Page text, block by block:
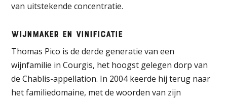
van uitstekende concentratie.
Wijnmaker en vinificatie
Thomas Pico is de derde generatie van een
wijnfamilie in Courgis, het hoogst gelegen dorp van
de Chablis-appellation. In 2004 keerde hij terug naar
het familiedomaine, met de woorden van zijn